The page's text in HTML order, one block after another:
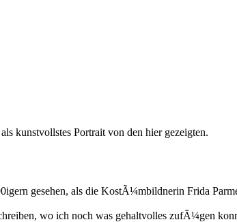
kunstvollstes Portrait von den hier gezeigten.
gesehen, als die KostÃ¼mbildnerin Frida
wo ich noch was gehaltvolles zufÃ¼gen